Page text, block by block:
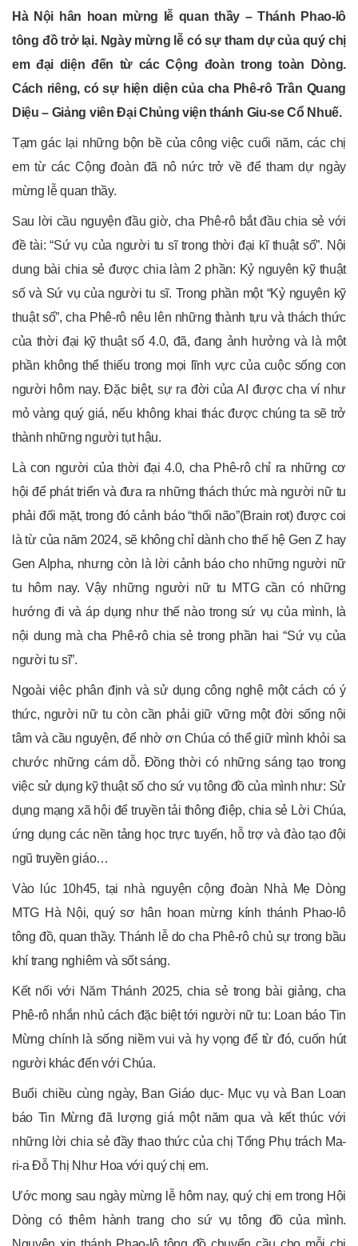
Hà Nội hân hoan mừng lễ quan thầy – Thánh Phao-lô
tông đồ trở lại. Ngày mừng lễ có sự tham dự của quý chị
em đại diện đến từ các Cộng đoàn trong toàn Dòng.
Cách riêng, có sự hiện diện của cha Phê-rô Trần Quang
Diệu – Giảng viên Đại Chủng viện thánh Giu-se Cổ Nhuế.
Tạm gác lại những bộn bề của công việc cuối năm, các chị
em từ các Cộng đoàn đã nô nức trở về để tham dự ngày
mừng lễ quan thầy.
Sau lời cầu nguyện đầu giờ, cha Phê-rô bắt đầu chia sẻ với
đề tài: “Sứ vụ của người tu sĩ trong thời đại kĩ thuật số”. Nội
dung bài chia sẻ được chia làm 2 phần: Kỷ nguyên kỹ thuật
số và Sứ vụ của người tu sĩ. Trong phần một “Kỷ nguyên kỹ
thuật số”, cha Phê-rô nêu lên những thành tựu và thách thức
của thời đại kỹ thuật số 4.0, đã, đang ảnh hưởng và là một
phần không thể thiếu trong mọi lĩnh vực của cuộc sống con
người hôm nay. Đặc biệt, sự ra đời của AI được cha ví như
mỏ vàng quý giá, nếu không khai thác được chúng ta sẽ trở
thành những người tụt hậu.
Là con người của thời đại 4.0, cha Phê-rô chỉ ra những cơ
hội để phát triển và đưa ra những thách thức mà người nữ tu
phải đối mặt, trong đó cảnh báo “thối não”(Brain rot) được coi
là từ của năm 2024, sẽ không chỉ dành cho thế hệ Gen Z hay
Gen Alpha, nhưng còn là lời cảnh báo cho những người nữ
tu hôm nay. Vậy những người nữ tu MTG cần có những
hướng đi và áp dụng như thế nào trong sứ vụ của mình, là
nội dung mà cha Phê-rô chia sẻ trong phần hai “Sứ vụ của
người tu sĩ”.
Ngoài việc phân định và sử dụng công nghệ một cách có ý
thức, người nữ tu còn cần phải giữ vững một đời sống nội
tâm và cầu nguyện, để nhờ ơn Chúa có thể giữ mình khỏi sa
chước những cám dỗ. Đồng thời có những sáng tạo trong
việc sử dụng kỹ thuật số cho sứ vụ tông đồ của mình như: Sử
dụng mạng xã hội để truyền tải thông điệp, chia sẻ Lời Chúa,
ứng dụng các nền tảng học trực tuyến, hỗ trợ và đào tạo đội
ngũ truyền giáo…
Vào lúc 10h45, tại nhà nguyện cộng đoàn Nhà Mẹ Dòng
MTG Hà Nội, quý sơ hân hoan mừng kính thánh Phao-lô
tông đồ, quan thầy. Thánh lễ do cha Phê-rô chủ sự trong bầu
khí trang nghiêm và sốt sáng.
Kết nối với Năm Thánh 2025, chia sẻ trong bài giảng, cha
Phê-rô nhắn nhủ cách đặc biệt tới người nữ tu: Loan báo Tin
Mừng chính là sống niềm vui và hy vọng để từ đó, cuốn hút
người khác đến với Chúa.
Buổi chiều cùng ngày, Ban Giáo dục- Mục vụ và Ban Loan
báo Tin Mừng đã lượng giá một năm qua và kết thúc với
những lời chia sẻ đầy thao thức của chị Tổng Phụ trách Ma-
ri-a Đỗ Thị Như Hoa với quý chị em.
Ước mong sau ngày mừng lễ hôm nay, quý chị em trong Hội
Dòng có thêm hành trang cho sứ vụ tông đồ của mình.